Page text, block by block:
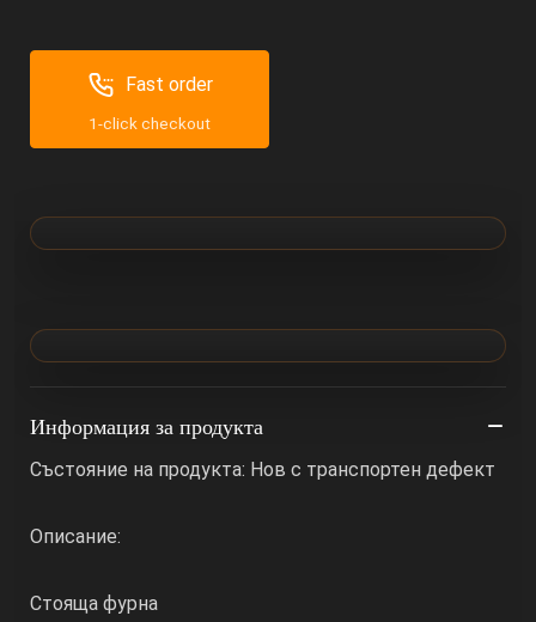
Fast order
1-click checkout
Информация за продукта
Състояние на продукта: Нов с транспортен дефект
Описание:
Стояща фурна